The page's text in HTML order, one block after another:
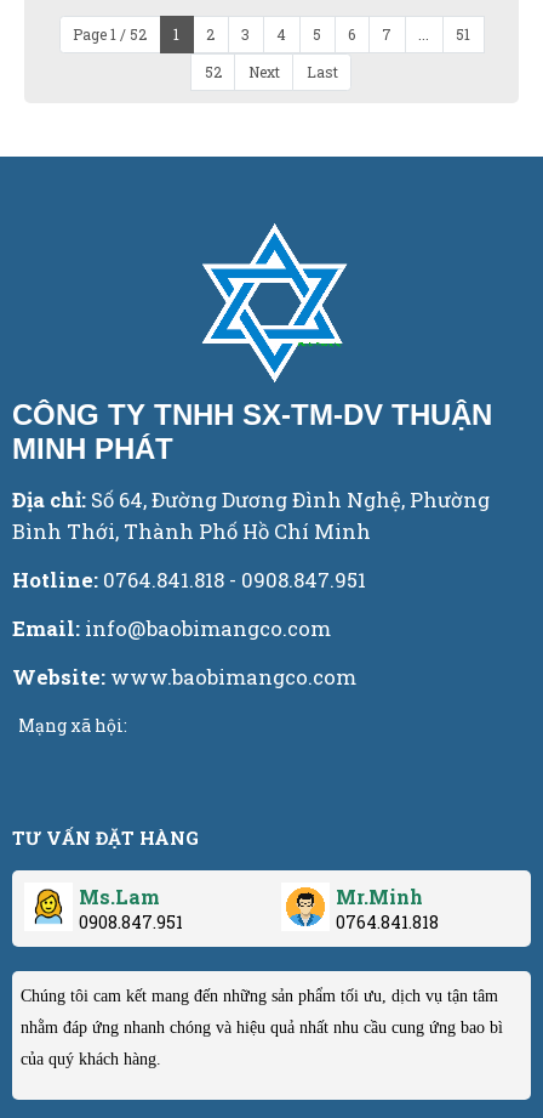
Page 1 / 52 1 2 3 4 5 6 7
51
52
Next Last
CÔNG TY TNHH SX-TM-DV THUẬN
MINH PHÁT
Địa chỉ: Số 64, Đường Dương Đình Nghệ, Phường
Bình Thới, Thành Phố Hồ Chí Minh
Hotline: 0764.841.818 - 0908.847.951
Email: info@baobimangco.com
Website: www.baobimangco.com
Mạng xã hội:
TƯ VẤN ĐẶT HÀNG
Ms.Lam
0908.847.951
Mr.Minh
0764.841.818
Chúng tôi cam kết mang đến những sản phẩm tối ưu, dịch vụ tận tâm
nhằm đáp ứng nhanh chóng và hiệu quả nhất nhu cầu cung ứng bao bì
của quý khách hàng.